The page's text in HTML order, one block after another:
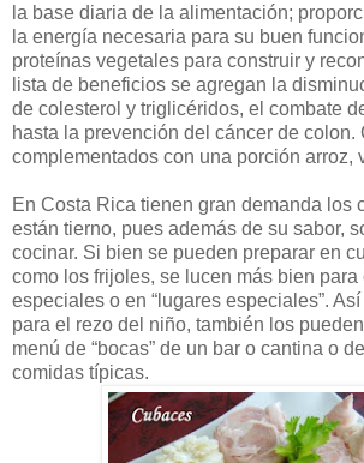
la base diaria de la alimentación;
la energía necesaria para su buen
proteínas vegetales para construir y
lista de beneficios se agregan la
de colesterol y triglicéridos, el combate
hasta la prevención del cáncer de colon.
complementados con una porción arroz,
En Costa Rica tienen gran demanda los
están tierno, pues además de su sabor,
cocinar. Si bien se pueden preparar en
como los frijoles, se lucen más bien para
especiales o en “lugares especiales”.
para el rezo del niño, también los
menú de “bocas” de un bar o cantina o
comidas típicas.